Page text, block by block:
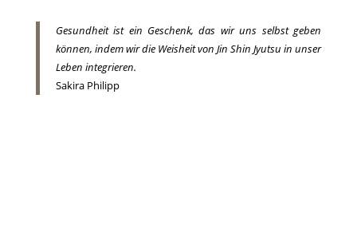
Gesundheit ist ein Geschenk, das wir uns selbst geben
können, indem wir die Weisheit von Jin Shin Jyutsu in unser
Leben integrieren.
Sakira Philipp